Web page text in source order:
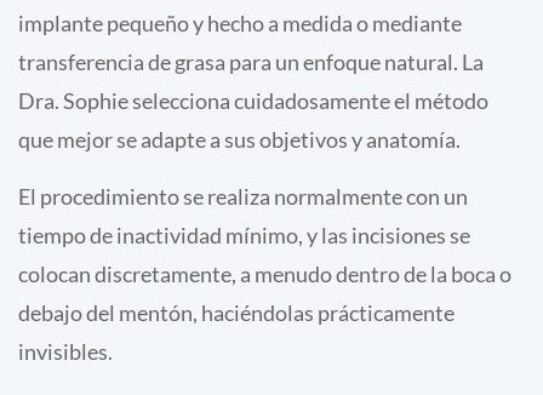
implante pequeño y hecho a medida o mediante
transferencia de grasa para un enfoque natural. La
Dra. Sophie selecciona cuidadosamente el método
que mejor se adapte a sus objetivos y anatomía.
El procedimiento se realiza normalmente con un
tiempo de inactividad mínimo, y las incisiones se
colocan discretamente, a menudo dentro de la boca o
debajo del mentón, haciéndolas prácticamente
invisibles.